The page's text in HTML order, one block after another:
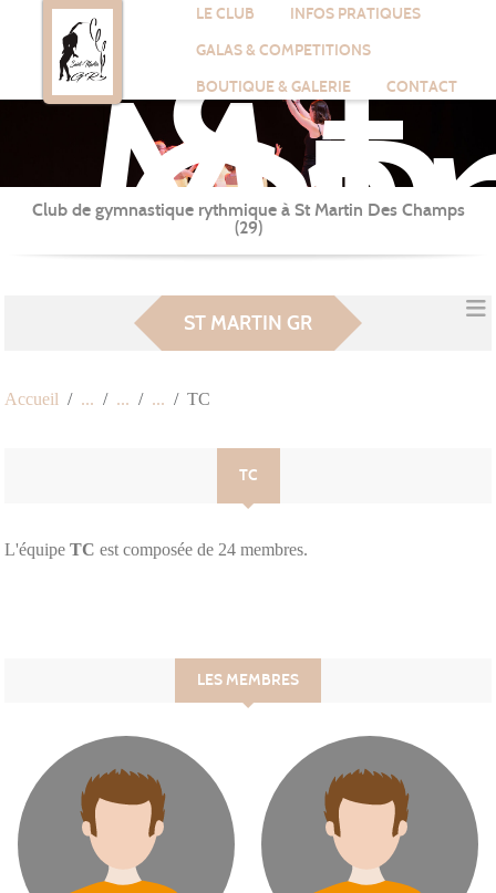
LE CLUB
INFOS PRATIQUES
GALAS & COMPETITIONS
BOUTIQUE & GALERIE
CONTACT
St
GR
Club de gymnastique rythmique à St Martin Des Champs
(29)
ST MARTIN GR
Accueil TC
TC
L'équipe TC est composée de 24 membres.
LES MEMBRES
Panneau de gestion des cookies